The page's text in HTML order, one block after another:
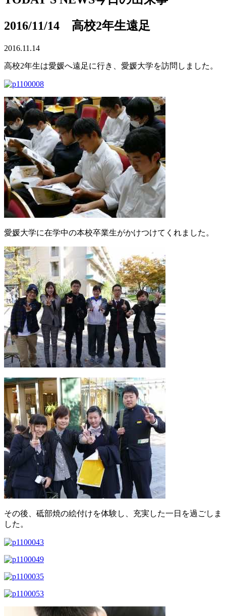
2016/11/14 高校2年生遠足
2016.11.14
高校2年生は愛媛へ遠足に行き、愛媛大学を訪問しました。
愛媛大学に在学中の本校卒業生がかけつけてくれました。
その後、砥部焼の絵付けを体験し、充実した一日を過ごしま
した。